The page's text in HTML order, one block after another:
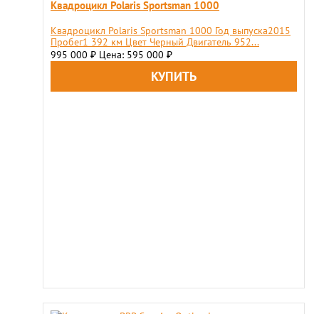
Квадроцикл Polaris Sportsman 1000
Квадроцикл Polaris Sportsman 1000 Год выпуска2015
Пробег1 392 км Цвет Черный Двигатель 952...
995 000 ₽ Цена: 595 000 ₽